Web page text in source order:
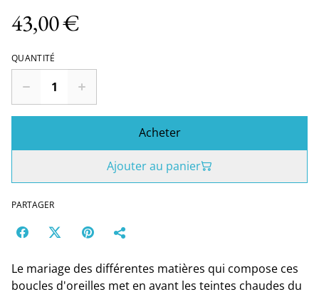
43,00 €
QUANTITÉ
Acheter
Ajouter au panier
PARTAGER
Le mariage des différentes matières qui compose ces
boucles d'oreilles met en avant les teintes chaudes du